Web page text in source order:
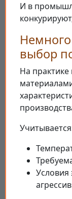
И в
выбор
На
Условия